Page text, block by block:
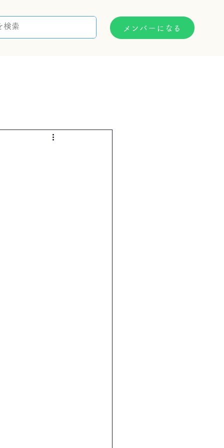
メンバーになる